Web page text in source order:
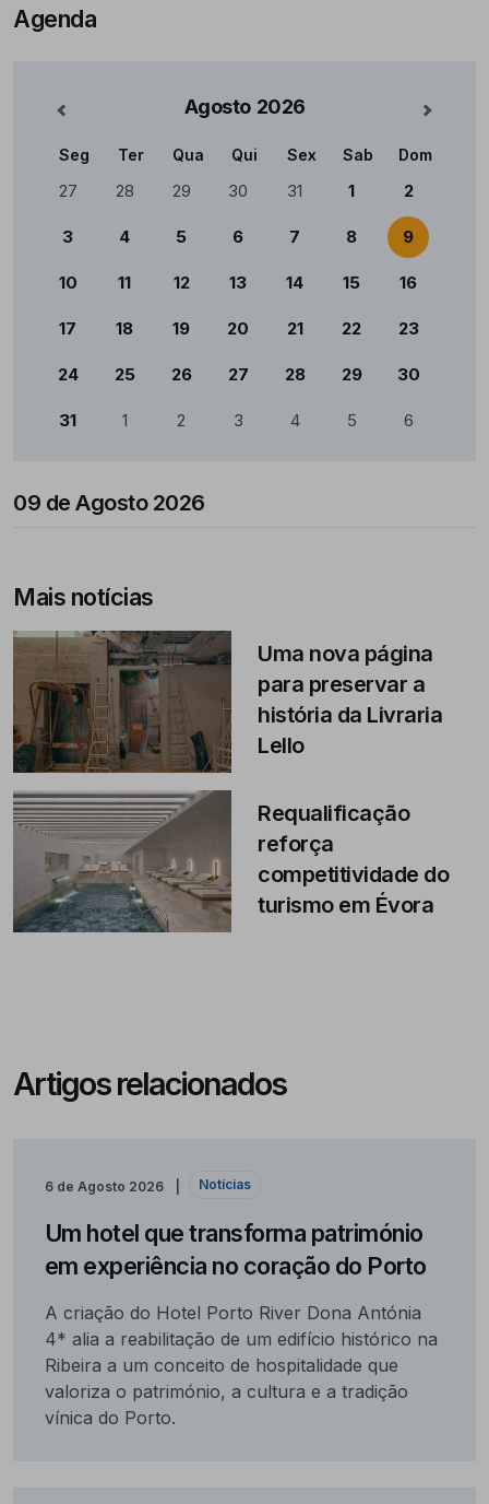
Agenda
Agosto 2026 Mês
Calendário
Seg Ter Qua Qui Sex Sab Dom
27 28 29 30 31 1 2
3 4 5 6 7 8 9
10 11 12 13 14 15 16
17 18 19 20 21 22 23
24 25 26 27 28 29 30
31 1 2 3 4 5 6
09 de Agosto 2026
Mais notícias
Uma nova página
para preservar a
história da Livraria
Lello
Requalificação
reforça
competitividade do
turismo em Évora
Artigos relacionados
6 de Agosto 2026 Notícias
Um hotel que transforma património
em experiência no coração do Porto
A criação do Hotel Porto River Dona Antónia
4* alia a reabilitação de um edifício histórico na
Ribeira a um conceito de hospitalidade que
valoriza o património, a cultura e a tradição
vínica do Porto.